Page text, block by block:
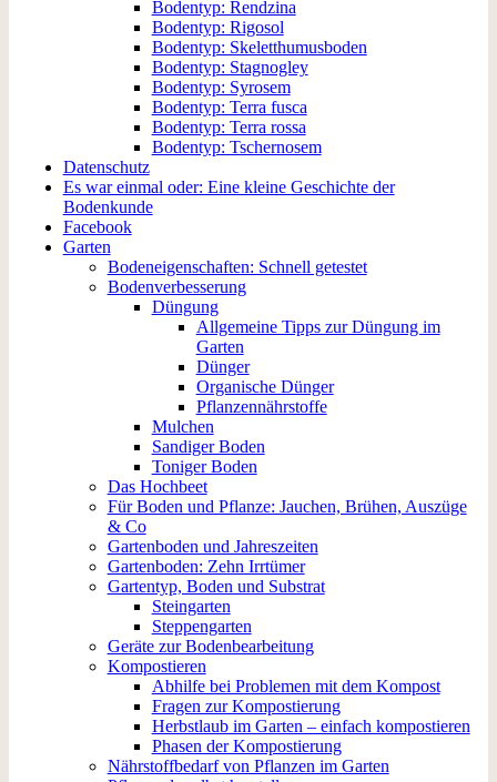
Bodentyp: Rendzina
Bodentyp: Rigosol
Bodentyp: Skeletthumusboden
Bodentyp: Stagnogley
Bodentyp: Syrosem
Bodentyp: Terra fusca
Bodentyp: Terra rossa
Bodentyp: Tschernosem
Datenschutz
Es war einmal oder: Eine kleine Geschichte der
Bodenkunde
Facebook
Garten
Bodeneigenschaften: Schnell getestet
Bodenverbesserung
Düngung
Allgemeine Tipps zur Düngung im
Garten
Dünger
Organische Dünger
Pflanzennährstoffe
Mulchen
Sandiger Boden
Toniger Boden
Das Hochbeet
Für Boden und Pflanze: Jauchen, Brühen, Auszüge
& Co
Gartenboden und Jahreszeiten
Gartenboden: Zehn Irrtümer
Gartentyp, Boden und Substrat
Steingarten
Steppengarten
Geräte zur Bodenbearbeitung
Kompostieren
Abhilfe bei Problemen mit dem Kompost
Fragen zur Kompostierung
Herbstlaub im Garten – einfach kompostieren
Phasen der Kompostierung
Nährstoffbedarf von Pflanzen im Garten